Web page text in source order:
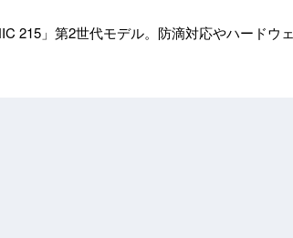
215」第2世代モデル。防滴対応やハードウェ